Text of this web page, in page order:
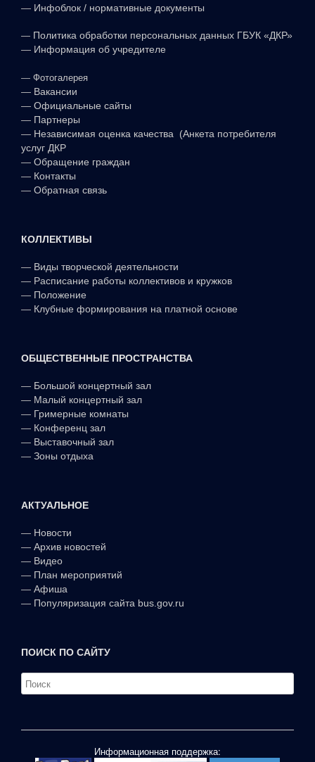
— Инфоблок / нормативные документы
— Политика обработки персональных данных ГБУК «ДКР»
— Информация об учредителе
— Фотогалерея
— Вакансии
— Официальные сайты
— Партнеры
— Независимая оценка качества (Анкета потребителя
услуг ДКР
— Обращение граждан
— Контакты
— Обратная связь
КОЛЛЕКТИВЫ
— Виды творческой деятельности
— Расписание работы коллективов и кружков
— Положение
— Клубные формирования на платной основе
ОБЩЕСТВЕННЫЕ ПРОСТРАНСТВА
— Большой концертный зал
— Малый концертный зал
— Гримерные комнаты
— Конференц зал
— Выставочный зал
— Зоны отдыха
АКТУАЛЬНОЕ
— Новости
— Архив новостей
— Видео
— План мероприятий
— Афиша
— Популяризация сайта bus.gov.ru
ПОИСК ПО САЙТУ
Информационная поддержка: